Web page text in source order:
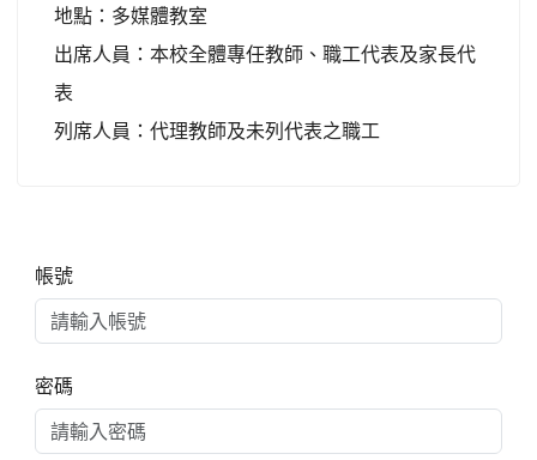
地點：多媒體教室
出席人員：本校全體專任教師、職工代表及家長代
表
列席人員：代理教師及未列代表之職工
帳號
密碼